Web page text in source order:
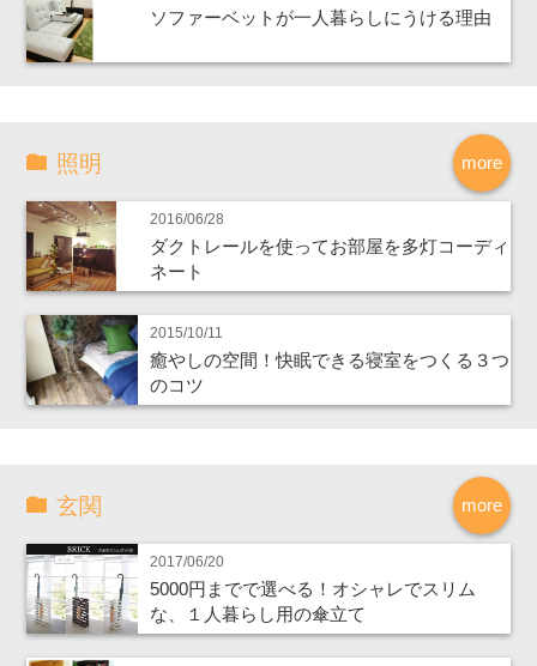
ソファーベットが一人暮らしにうける理由
more
照明
2016/06/28
ダクトレールを使ってお部屋を多灯コーディ
ネート
2015/10/11
癒やしの空間！快眠できる寝室をつくる３つ
のコツ
more
玄関
2017/06/20
5000円までで選べる！オシャレでスリム
な、１人暮らし用の傘立て